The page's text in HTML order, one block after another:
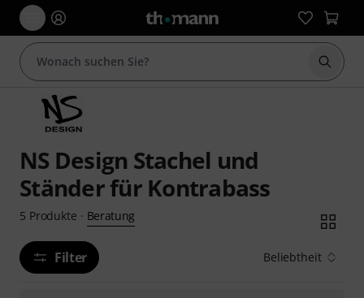
Suche
NS Design Stachel und
Ständer für Kontrabass
5 Produkte · Beratung
Filter Beliebtheit